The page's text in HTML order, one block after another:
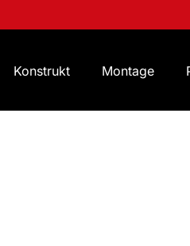
Konstrukt Montage